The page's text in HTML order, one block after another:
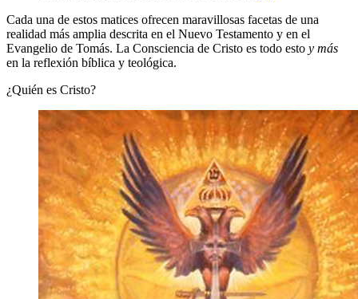
Cada una de estos matices ofrecen maravillosas facetas de una
realidad más amplia descrita en el Nuevo Testamento y en el
Evangelio de Tomás. La Consciencia de Cristo es todo esto y más
en la reflexión bíblica y teológica.
¿Quién es Cristo?